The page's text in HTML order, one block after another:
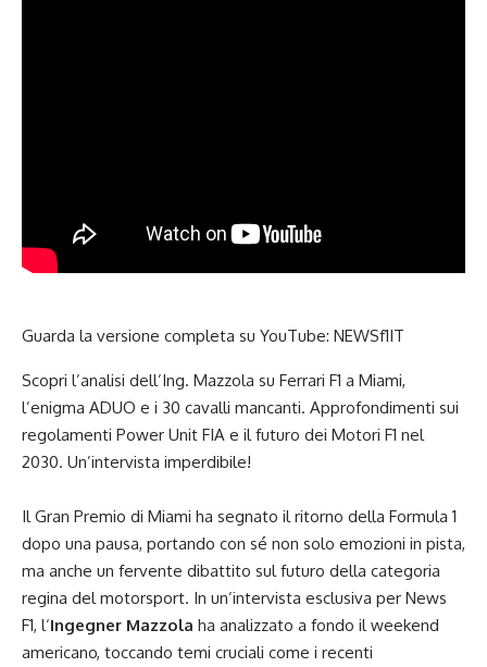
Guarda la versione completa su YouTube: NEWSf1IT
Scopri l’analisi dell’Ing. Mazzola su Ferrari F1 a Miami,
l’enigma ADUO e i 30 cavalli mancanti. Approfondimenti sui
regolamenti Power Unit FIA e il futuro dei Motori F1 nel
2030. Un’intervista imperdibile!
Il Gran Premio di Miami ha segnato il ritorno della Formula 1
dopo una pausa, portando con sé non solo emozioni in pista,
ma anche un fervente dibattito sul futuro della categoria
regina del motorsport. In un’intervista esclusiva per News
F1, l‘Ingegner Mazzola ha analizzato a fondo il weekend
americano, toccando temi cruciali come i recenti